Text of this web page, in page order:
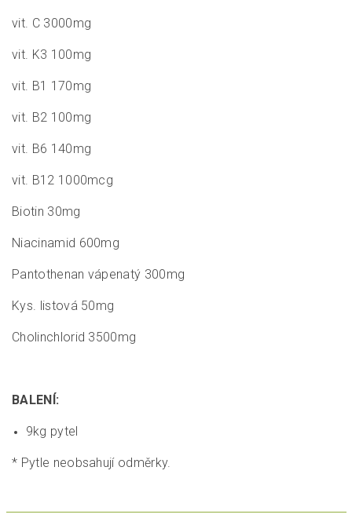
vit. C 3000mg
vit. K3 100mg
vit. B1 170mg
vit. B2 100mg
vit. B6 140mg
vit. B12 1000mcg
Biotin 30mg
Niacinamid 600mg
Pantothenan vápenatý 300mg
Kys. listová 50mg
Cholinchlorid 3500mg
BALENÍ:
9kg pytel
* Pytle neobsahují odměrky.